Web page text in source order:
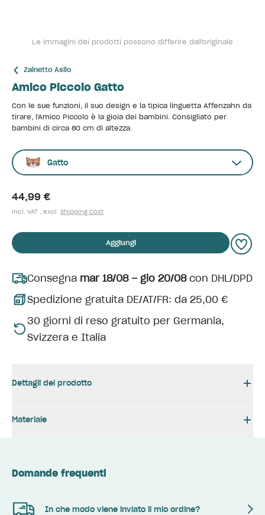
Le immagini dei prodotti possono differire dall'originale
Zainetto Asilo
Amico Piccolo Gatto
Con le sue funzioni, il suo design e la tipica linguetta Affenzahn da
tirare, l'Amico Piccolo è la gioia dei bambini. Consigliato per
bambini di circa 80 cm di altezza.
Gatto
44,99 €
incl. VAT , excl. Shipping Cost
Aggiungi
Consegna mar 18/08 – gio 20/08con DHL/DPD
Spedizione gratuita DE/AT/FR: da 25,00 €
30 giorni di reso gratuito per Germania,
Svizzera e Italia
Dettagli del prodotto
Materiale
Domande frequenti
In che modo viene inviato il mio ordine?